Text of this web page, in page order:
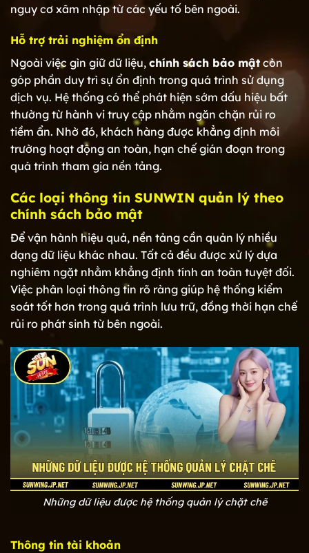
nguy cơ xâm nhập từ các yếu tố bên ngoài.
Hỗ trợ trải nghiệm ổn định
Ngoài việc gìn giữ dữ liệu, chính sách bảo mật còn
góp phần duy trì sự ổn định trong quá trình sử dụng
dịch vụ. Hệ thống có thể phát hiện sớm dấu hiệu bất
thường từ hành vi truy cập nhằm ngăn chặn rủi ro
tiềm ẩn. Nhờ đó, khách hàng được khẳng định môi
trường hoạt động an toàn, hạn chế gián đoạn trong
quá trình tham gia nền tảng.
Các loại thông tin SUNWIN quản lý theo
chính sách bảo mật
Để vận hành hiệu quả, nền tảng cần quản lý nhiều
dạng dữ liệu khác nhau. Tất cả đều được xử lý dựa
nghiêm ngặt nhằm khẳng định tính an toàn tuyệt đối.
Việc phân loại thông tin rõ ràng giúp hệ thống kiểm
soát tốt hơn trong quá trình lưu trữ, đồng thời hạn chế
rủi ro phát sinh từ bên ngoài.
Những dữ liệu được hệ thống quản lý chặt chẽ
Thông tin tài khoản